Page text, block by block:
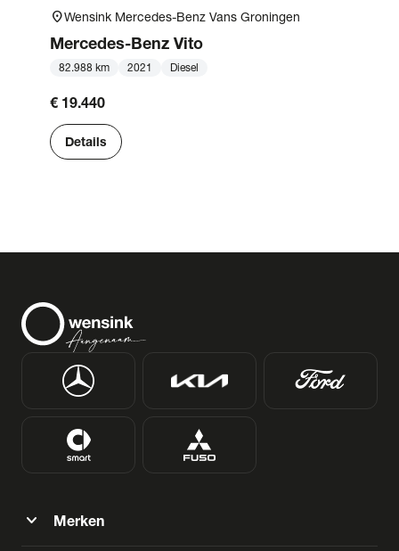
location_onWensink Mercedes-Benz Vans Groningen
Mercedes-Benz Vito
82.988 km 2021 Diesel
€ 19.440
Details
expand_more Merken